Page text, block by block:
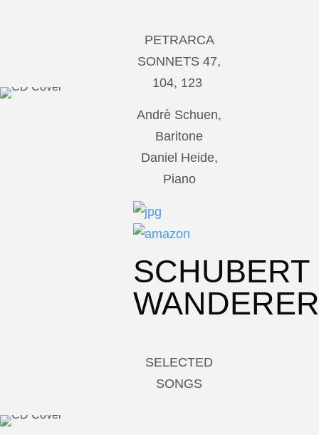
PETRARCA
SONNETS 47,
104, 123
Andrè Schuen,
Baritone
Daniel Heide,
Piano
SCHUBERT
WANDERER
SELECTED
SONGS